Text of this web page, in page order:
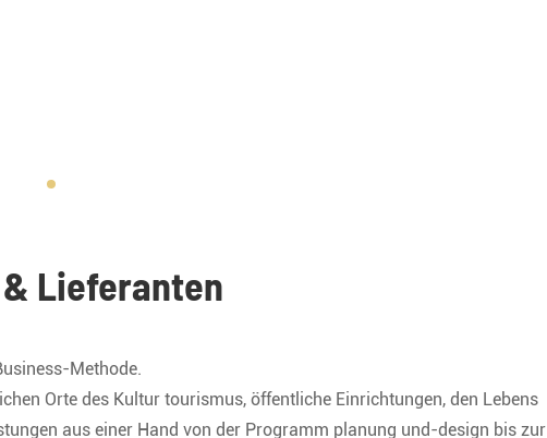
Lieferanten
Methode.
Orte des Kultur tourismus, öffentliche Einrichtungen, den Lebens
aus einer Hand von der Programm planung und-design bis zur